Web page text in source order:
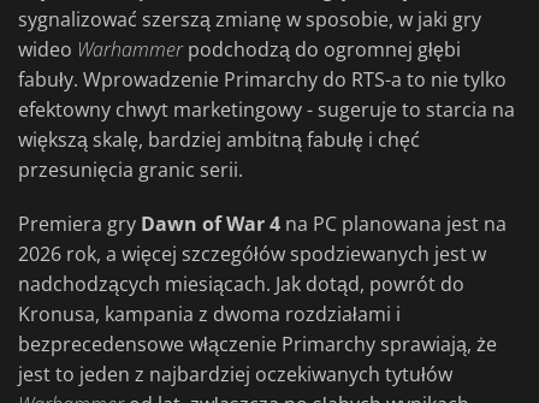
sygnalizować szerszą zmianę w sposobie, w jaki gry
wideo Warhammerpodchodzą do ogromnej głębi
fabuły. Wprowadzenie Primarchy do RTS-a to nie tylko
efektowny chwyt marketingowy - sugeruje to starcia na
większą skalę, bardziej ambitną fabułę i chęć
przesunięcia granic serii.
Premiera gry Dawn of War 4 na PC planowana jest na
2026 rok, a więcej szczegółów spodziewanych jest w
nadchodzących miesiącach. Jak dotąd, powrót do
Kronusa, kampania z dwoma rozdziałami i
bezprecedensowe włączenie Primarchy sprawiają, że
jest to jeden z najbardziej oczekiwanych tytułów